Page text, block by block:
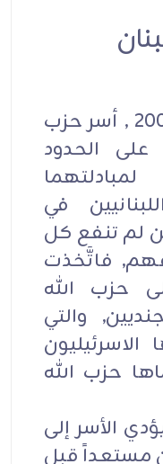
مع حلول تاريخ 12 تموز 2006 , أسر حزب
على الحدود
في
لم تنفع كل
فاتَّخذت
حزب الله
والتي
الاسرئيليون
حزب الله
الأسر إلى
مستعداً قبل